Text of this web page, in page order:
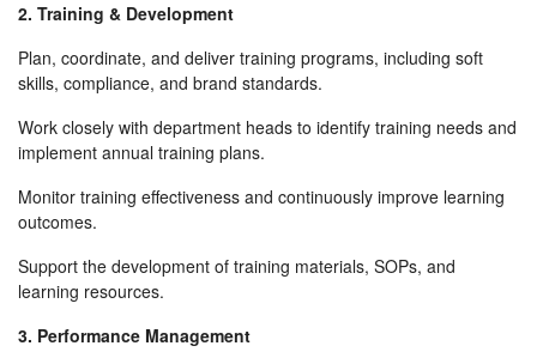
2. Training & Development
Plan, coordinate, and deliver training programs, including soft
skills, compliance, and brand standards.
Work closely with department heads to identify training needs and
implement annual training plans.
Monitor training effectiveness and continuously improve learning
outcomes.
Support the development of training materials, SOPs, and
learning resources.
3. Performance Management